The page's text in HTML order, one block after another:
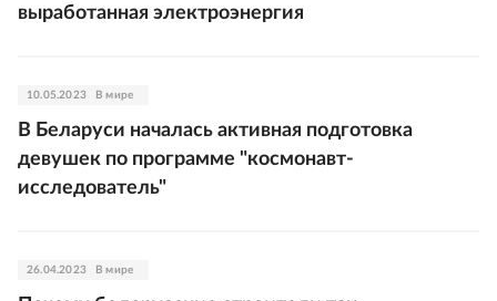
выработанная электроэнергия
10.05.2023 В мире
В Беларуси началась активная подготовка
девушек по программе "космонавт-
исследователь"
26.04.2023 В мире